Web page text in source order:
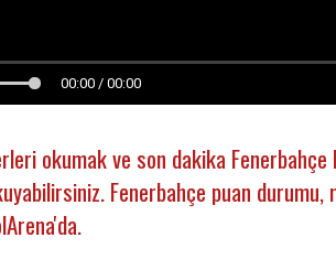
00:00 / 00:00
okumak ve son dakika
Fenerbahçe puan